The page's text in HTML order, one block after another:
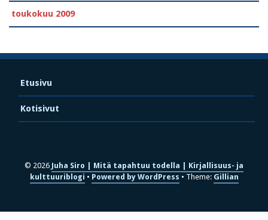
toukokuu 2009
Etusivu
Kotisivut
© 2026 Juha Siro | Mitä tapahtuu todella | Kirjallisuus- ja
kulttuuriblogi
Powered by WordPress Theme: Gillian